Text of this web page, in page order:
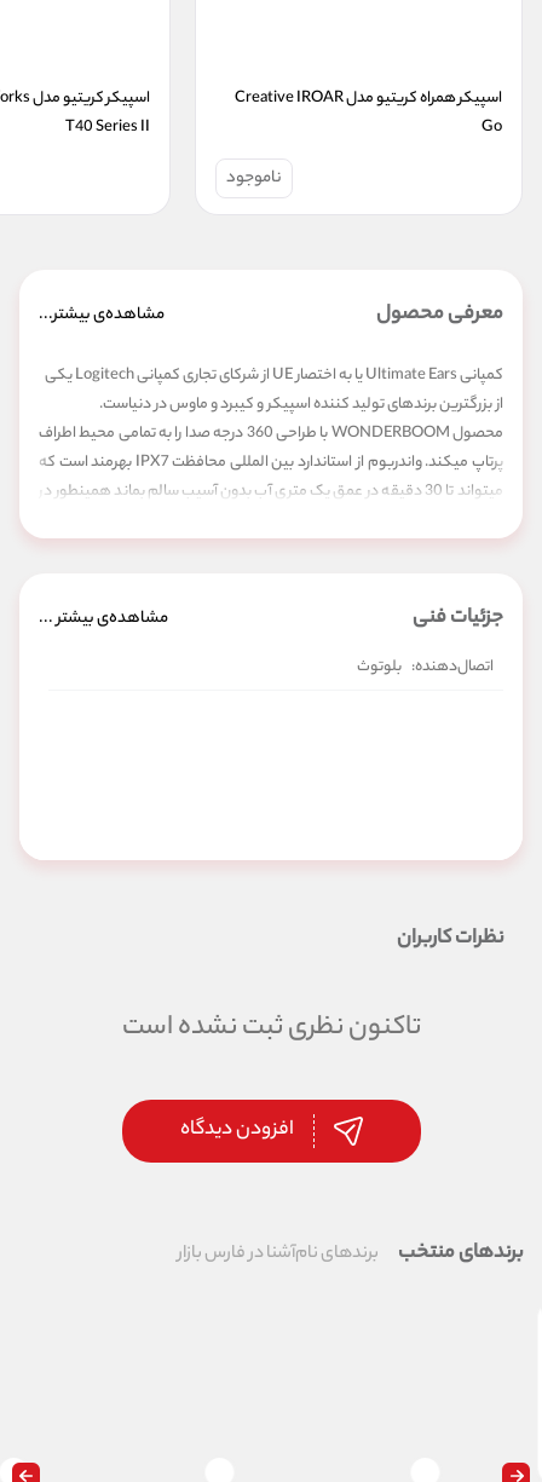
Go
ناموجود
T40 Series II
معرفی محصول مشاهده‌ی بیشتر...
کمپانی Ultimate Ears یا به اختصار UE از شرکای تجاری کمپانی Logitech یکی
از بزرگترین برندهای تولید کننده اسپیکر و کیبرد و ماوس در دنیاست.
محصول WONDERBOOM با طراحی 360 درجه صدا را به تمامی محیط اطراف
پرتاپ میکند. واندربوم از استاندارد بین المللی محافظت IPX7 بهرمند است که
میتواند تا 30 دقیقه در عمق یک متری آب بدون آسیب سالم بماند همینطور در
موسیقی لذت ببرند. توسط دانلود اپلیکیشن آن گزینه اکولایزرها فعال شده و
جزئیات فنی مشاهده‌ی بیشتر ...
اتصال‌دهنده: بلوتوث
نظرات کاربران
تاکنون نظری ثبت نشده است
افزودن دیدگاه
برندهای منتخب برندهای نام‌آشنا در فارس بازار